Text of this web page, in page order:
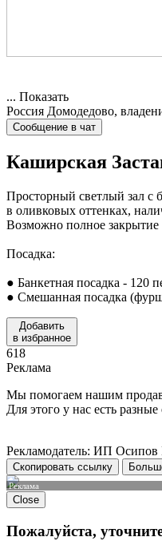
... Показать
Россия Домодедово,
Сообщение в чат
Каширская
Просторный светлый зал с
в оливковых оттенках,
Возможно полное
Посадка:
● Банкетная посадка - 120
● Смешанная посадка
Добавить
в избранное
618
Реклама
Мы помогаем нашим
Для этого у нас есть
Рекламодатель: ИП
Скопировать ссылку
Реклама
Close
Пожалуйста,